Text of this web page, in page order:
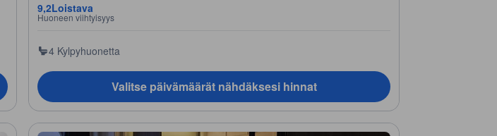
9,2Loistava
Huoneen viihtyisyys
4 Kylpyhuonetta
Valitse päivämäärät nähdäksesi hinnat